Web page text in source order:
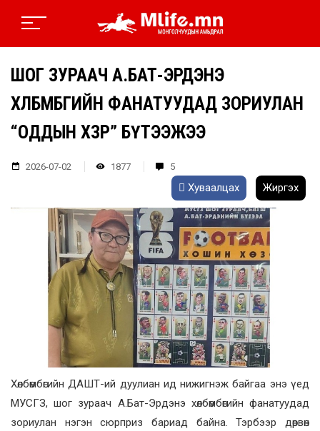
ШОГ ЗУРААЧ А.БАТ-ЭРДЭНЭ
ХӨЛБӨМБӨГИЙН ФАНАТУУДАД ЗОРИУЛАН
“ОДДЫН ХӨЗӨР” БҮТЭЭЖЭЭ
2026-07-02 1877 5
Хуваалцах Жиргэх
Хөлбөмбөгийн ДАШТ-ий дуулиан ид нижигнэж байгаа энэ үед
МУСГЗ, шог зураач А.Бат-Эрдэнэ хөлбөмбөгийн фанатуудад
зориулан нэгэн сюрприз бариад байна. Тэрбээр дөрвөн